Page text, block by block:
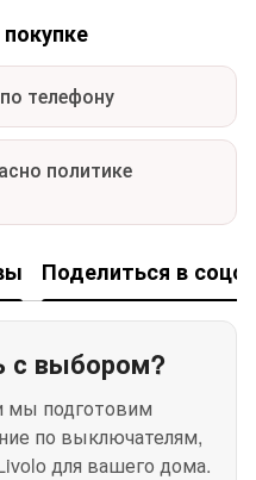
телефону
политике
Поделиться в
выбором?
мы подготовим
по выключателям,
для вашего дома.